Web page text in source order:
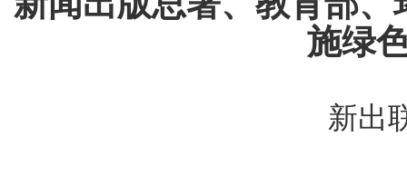
施绿
新出